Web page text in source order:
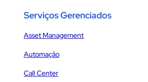
Serviços Gerenciados
Asset Management
Automação
Call Center